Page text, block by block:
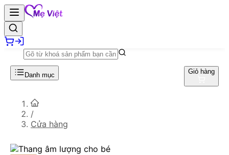
Danh mục Giỏ hàng
/
Cửa hàng